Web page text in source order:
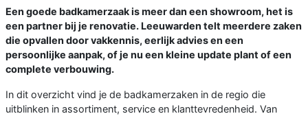
Een goede badkamerzaak is meer dan een showroom, het is
een partner bij je renovatie. Leeuwarden telt meerdere zaken
die opvallen door vakkennis, eerlijk advies en een
persoonlijke aanpak, of je nu een kleine update plant of een
complete verbouwing.
In dit overzicht vind je de badkamerzaken in de regio die
uitblinken in assortiment, service en klanttevredenheid. Van